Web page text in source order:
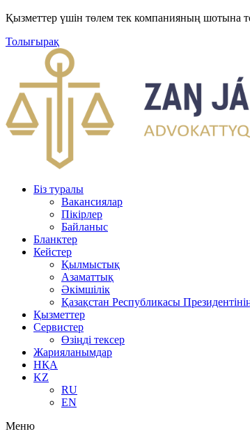
Қызметтер үшін төлем тек компанияның шотына
Толығырақ
Біз туралы
Вакансиялар
Пікірлер
Байланыс
Бланктер
Кейстер
Қылмыстық
Азаматтық
Әкімшілік
Қазақстан Республикасы
Қызметтер
Сервистер
Өзіңді тексер
Жарияланымдар
НҚА
KZ
RU
EN
Меню